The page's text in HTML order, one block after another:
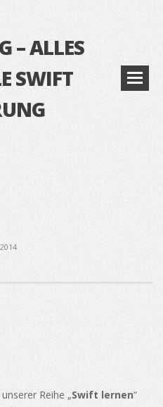
– ALLES
SWIFT
Reihe „Swift lernen“